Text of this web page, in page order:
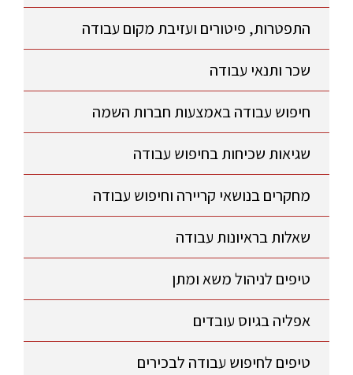
התפטרות, פיטורים ועזיבת מקום עבודה
שכר ותנאי עבודה
חיפוש עבודה באמצעות חברות השמה
שגיאות שכיחות בחיפוש עבודה
מחקרים בנושאי קריירה וחיפוש עבודה
שאלות בראיונות עבודה
טיפים לניהול משא ומתן
אפליה בגיוס עובדים
טיפים לחיפוש עבודה לבכירים